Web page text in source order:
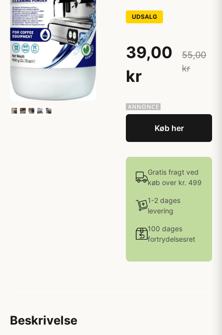
UDSALG
39,00
kr
55,00
kr
Køb her
Gratis fragt ved
køb over kr. 499
1-2 dages
levering
100 dages
fortrydelsesret
Beskrivelse